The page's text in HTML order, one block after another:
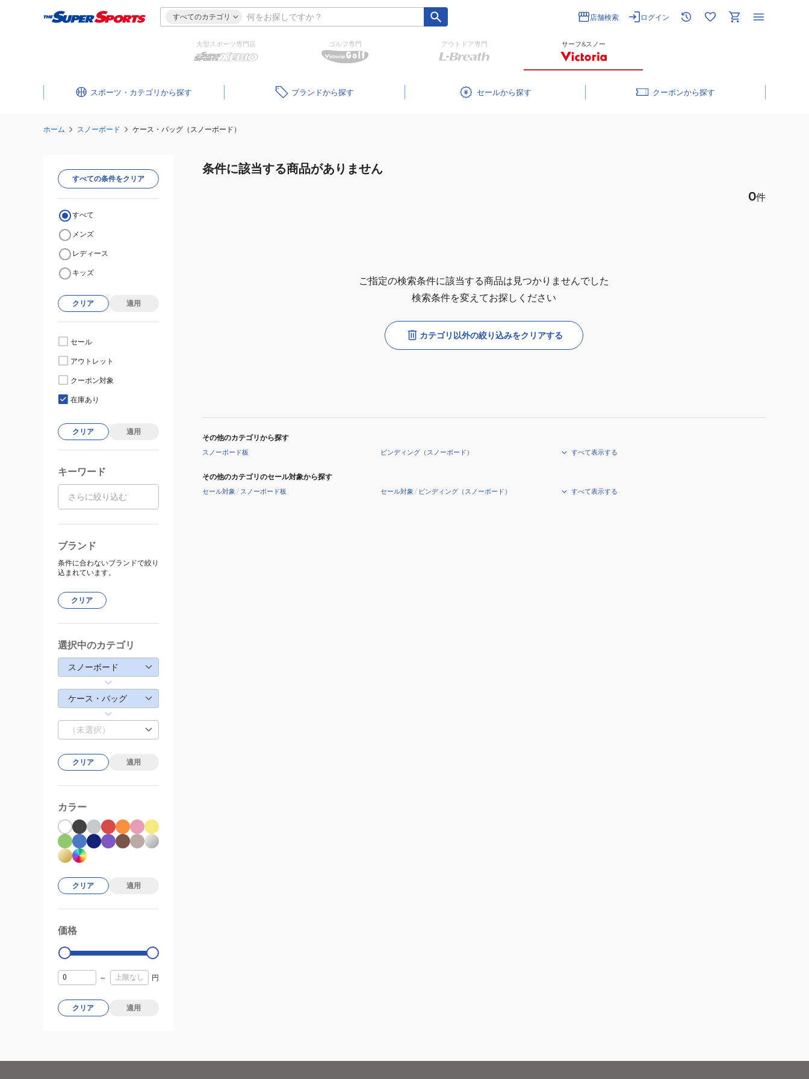
すべてのカテゴリ 店舗検索 ログイン
大型スポーツ専門店 ゴルフ専門 アウトドア専門 サーフ&スノー
スポーツ・カテゴリ ブランド セール クーポン
ホーム スノーボード ケース・バッグ（スノーボード）
条件に該当する商品がありません
0件
ご指定の検索条件に該当する商品は見つかりませんでした
検索条件を変えてお探しください
カテゴリ以外の絞り込みをクリアする
その他のカテゴリから探す
スノーボード板 ビンディング（スノーボード） すべて表示する
その他のカテゴリのセール対象から探す
セール対象 / スノーボード板 セール対象 / ビンディング（スノーボード） すべて表示する
すべての条件をクリア
すべて
メンズ
レディース
キッズ
クリア 適用
セール
アウトレット
クーポン対象
在庫あり
クリア 適用
キーワード
ブランド
条件に合わないブランドで絞り
込まれています。
クリア
選択中のカテゴリ
スノーボード
ケース・バッグ
（未選択）
クリア 適用
カラー
クリア 適用
価格
0
～ 円
クリア 適用